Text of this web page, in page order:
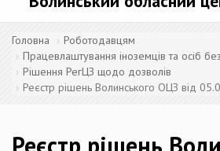
Головна
Роботодавцям
Працевлаштування іноземців та осіб
Рішення РегЦЗ щодо дозволів
Реєстр рішень Волинського ОЦЗ від